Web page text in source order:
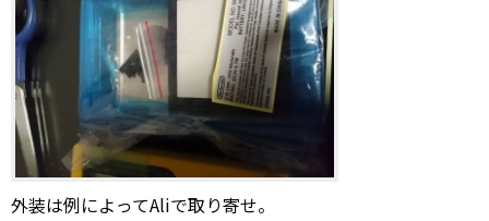
外装は例によってAliで取り寄せ。